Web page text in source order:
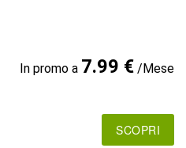
In promo a 7.99 €/Mese
SCOPRI